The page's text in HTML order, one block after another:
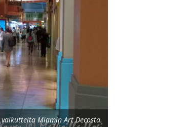
Miamin Art Decosta.